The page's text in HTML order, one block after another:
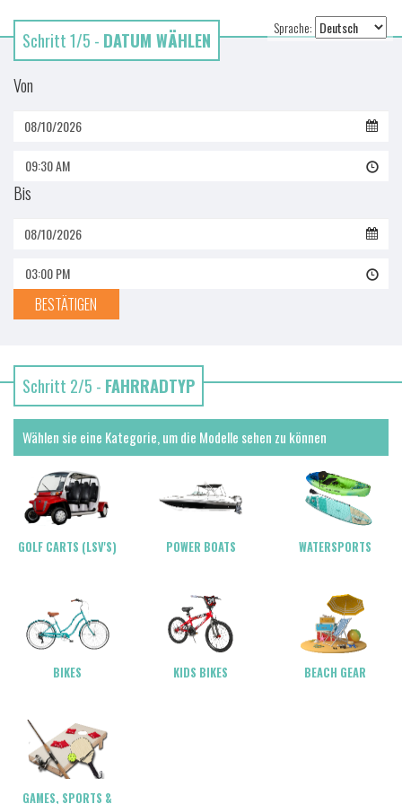
Sprache:
Schritt 1/5 - DATUM WÄHLEN
Von
09:30 AM
Bis
03:00 PM
BESTÄTIGEN
Schritt 2/5 - FAHRRADTYP
Wählen sie eine Kategorie, um die Modelle sehen zu können
GOLF CARTS (LSV'S) POWER BOATS WATERSPORTS
BIKES KIDS BIKES BEACH GEAR
GAMES, SPORTS &